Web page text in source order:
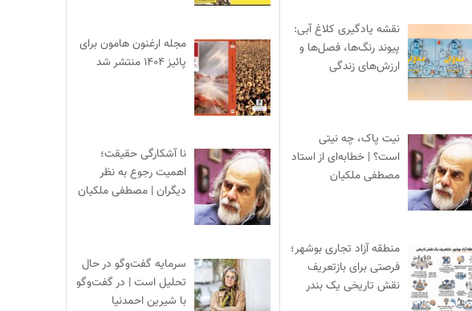
مجله ارغنون هامون برای
پائیز ۱۴۰۴ منتشر شد
نا آشکارگی حقیقت؛
اهمیت رجوع به نظر
دیگران | مصطفی ملکیان
سرمایه گفت‌وگو در حال
تحلیل است | در گفت‌وگو
با شیرین احمدنیا
نقشه یادگیری کلاغ آبی:
پیوند رنگ‌ها، فصل‌ها و
ارزش‌های زندگی
نیت پاک، چه نیتی
است؟ | خطابه‌ای از استاد
مصطفی ملکیان
منطقه آزاد تجاری بوشهر؛
فرصتی برای بازتعریف
نقش تاریخی یک بندر